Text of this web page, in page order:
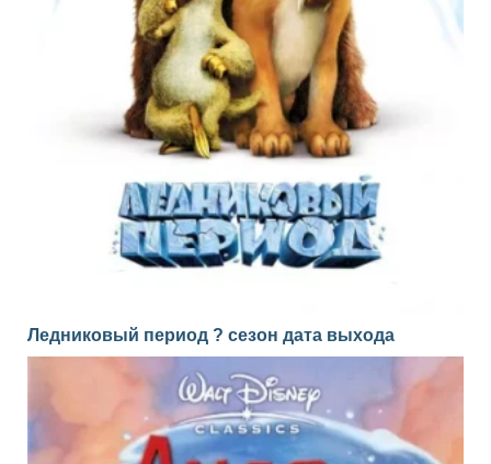
Ледниковый период ? сезон дата выхода